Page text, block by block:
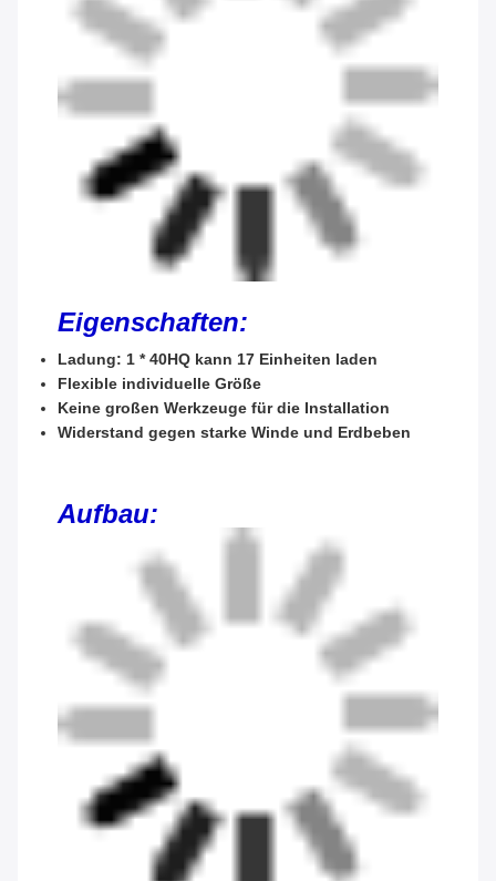
Eigenschaften:
Ladung: 1 * 40HQ kann 17 Einheiten laden
Flexible individuelle Größe
Keine großen Werkzeuge für die Installation
Widerstand gegen starke Winde und Erdbeben
Aufbau: